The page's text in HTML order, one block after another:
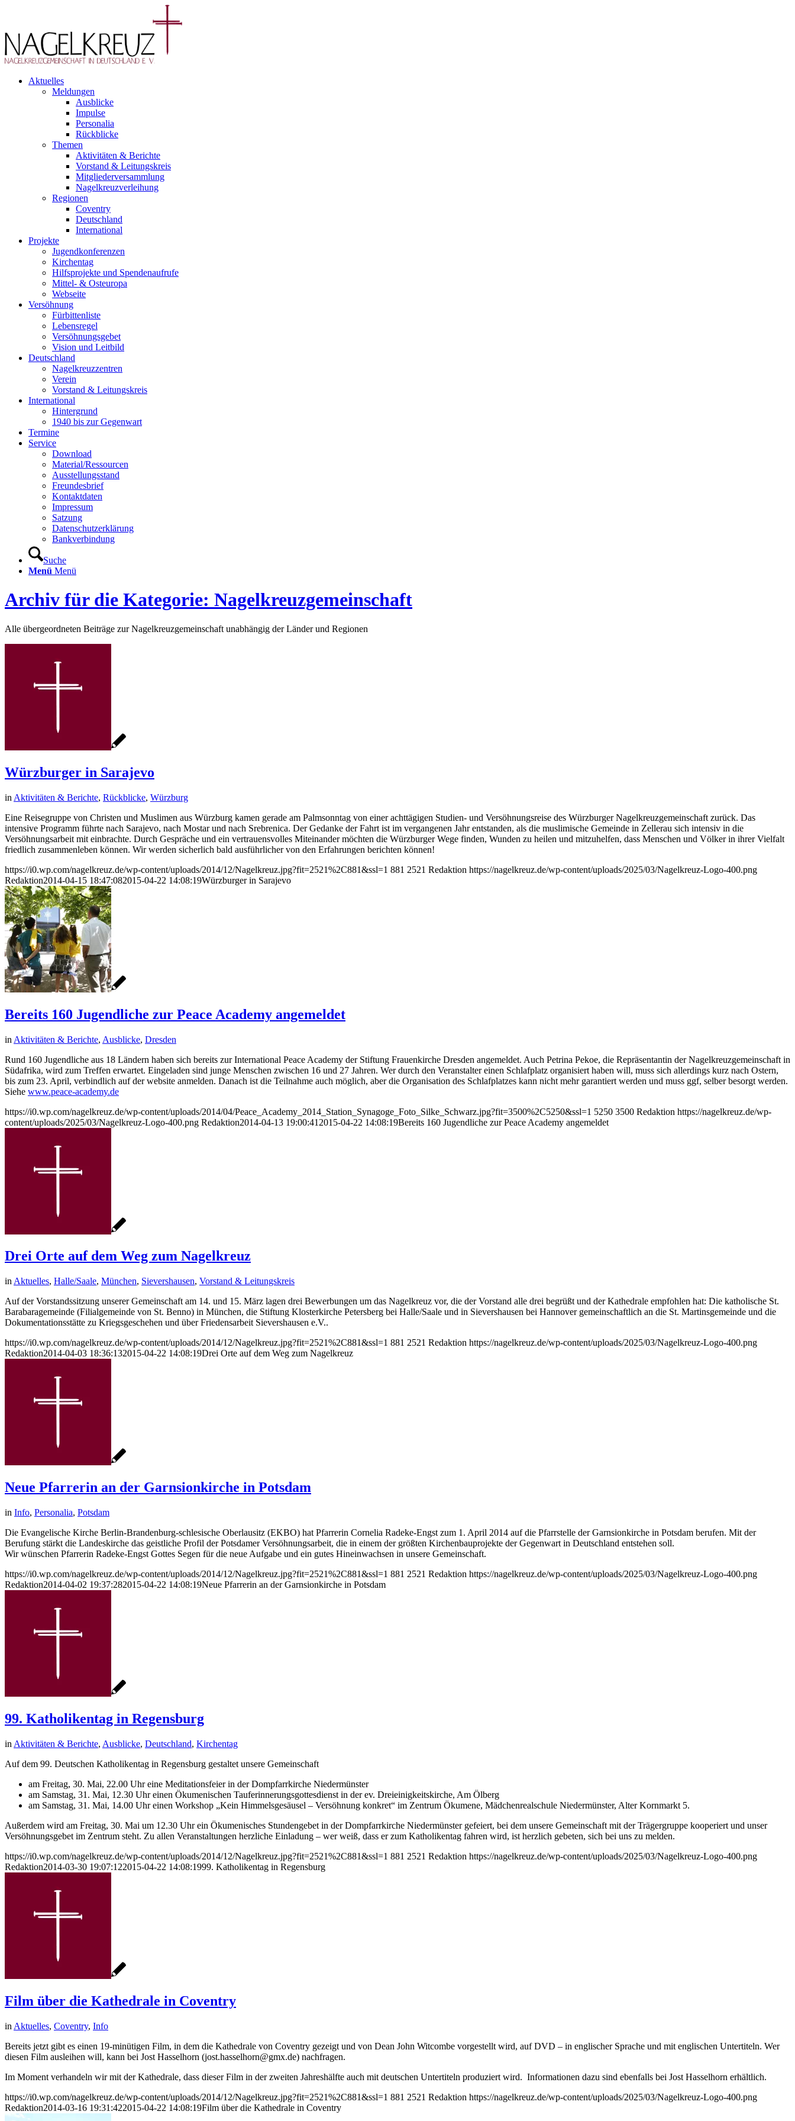
Aktuelles
Meldungen
Ausblicke
Impulse
Personalia
Rückblicke
Themen
Aktivitäten & Berichte
Vorstand & Leitungskreis
Mitgliederversammlung
Nagelkreuzverleihung
Regionen
Coventry
Deutschland
International
Projekte
Jugendkonferenzen
Kirchentag
Hilfsprojekte und Spendenaufrufe
Mittel- & Osteuropa
Webseite
Versöhnung
Fürbittenliste
Lebensregel
Versöhnungsgebet
Vision und Leitbild
Deutschland
Nagelkreuzzentren
Verein
Vorstand & Leitungskreis
International
Hintergrund
1940 bis zur Gegenwart
Termine
Service
Download
Material/Ressourcen
Ausstellungsstand
Freundesbrief
Kontaktdaten
Impressum
Satzung
Datenschutzerklärung
Bankverbindung
Suche
Menü Menü
Archiv für die Kategorie: Nagelkreuzgemeinschaft
Alle übergeordneten Beiträge zur Nagelkreuzgemeinschaft unabhängig der Länder und Regionen
Würzburger in Sarajevo
in Aktivitäten & Berichte, Rückblicke, Würzburg
Eine Reisegruppe von Christen und Muslimen aus Würzburg kamen gerade am Palmsonntag von einer achttägigen Studien- und Versöhnungsreise des Würzburger Nagelkreuzgemeinschaft zurück. Das
intensive Programm führte nach Sarajevo, nach Mostar und nach Srebrenica. Der Gedanke der Fahrt ist im vergangenen Jahr entstanden, als die muslimische Gemeinde in Zellerau sich intensiv in die
Versöhnungsarbeit mit einbrachte. Durch Gespräche und ein vertrauensvolles Miteinander möchten die Würzburger Wege finden, Wunden zu heilen und mitzuhelfen, dass Menschen und Völker in ihrer Vielfalt
friedlich zusammenleben können. Wir werden sicherlich bald ausführlicher von den Erfahrungen berichten können!
https://i0.wp.com/nagelkreuz.de/wp-content/uploads/2014/12/Nagelkreuz.jpg?fit=2521%2C881&ssl=1 881 2521 Redaktion https://nagelkreuz.de/wp-content/uploads/2025/03/Nagelkreuz-Logo-400.png
Redaktion2014-04-15 18:47:082015-04-22 14:08:19Würzburger in Sarajevo
Bereits 160 Jugendliche zur Peace Academy angemeldet
in Aktivitäten & Berichte, Ausblicke, Dresden
Rund 160 Jugendliche aus 18 Ländern haben sich bereits zur International Peace Academy der Stiftung Frauenkirche Dresden angemeldet. Auch Petrina Pekoe, die Repräsentantin der Nagelkreuzgemeinschaft in
Südafrika, wird zum Treffen erwartet. Eingeladen sind junge Menschen zwischen 16 und 27 Jahren. Wer durch den Veranstalter einen Schlafplatz organisiert haben will, muss sich allerdings kurz nach Ostern,
bis zum 23. April, verbindlich auf der website anmelden. Danach ist die Teilnahme auch möglich, aber die Organisation des Schlafplatzes kann nicht mehr garantiert werden und muss ggf, selber besorgt werden.
Siehe www.peace-academy.de
https://i0.wp.com/nagelkreuz.de/wp-content/uploads/2014/04/Peace_Academy_2014_Station_Synagoge_Foto_Silke_Schwarz.jpg?fit=3500%2C5250&ssl=1 5250 3500 Redaktion https://nagelkreuz.de/wp-
content/uploads/2025/03/Nagelkreuz-Logo-400.png Redaktion2014-04-13 19:00:41 2015-04-22 14:08:19Bereits 160 Jugendliche zur Peace Academy angemeldet
Drei Orte auf dem Weg zum Nagelkreuz
in Aktuelles, Halle/Saale, München, Sievershausen, Vorstand & Leitungskreis
Auf der Vorstandssitzung unserer Gemeinschaft am 14. und 15. März lagen drei Bewerbungen um das Nagelkreuz vor, die der Vorstand alle drei begrüßt und der Kathedrale empfohlen hat: Die katholische St.
Barabaragemeinde (Filialgemeinde von St. Benno) in München, die Stiftung Klosterkirche Petersberg bei Halle/Saale und in Sievershausen bei Hannover gemeinschaftlich an die St. Martinsgemeinde und die
Dokumentationsstätte zu Kriegsgeschehen und über Friedensarbeit Sievershausen e.V..
https://i0.wp.com/nagelkreuz.de/wp-content/uploads/2014/12/Nagelkreuz.jpg?fit=2521%2C881&ssl=1 881 2521 Redaktion https://nagelkreuz.de/wp-content/uploads/2025/03/Nagelkreuz-Logo-400.png
Redaktion2014-04-03 18:36:132015-04-22 14:08:19Drei Orte auf dem Weg zum Nagelkreuz
Neue Pfarrerin an der Garnsionkirche in Potsdam
in Info, Personalia, Potsdam
Die Evangelische Kirche Berlin-Brandenburg-schlesische Oberlausitz (EKBO) hat Pfarrerin Cornelia Radeke-Engst zum 1. April 2014 auf die Pfarrstelle der Garnsionkirche in Potsdam berufen. Mit der
Berufung stärkt die Landeskirche das geistliche Profil der Potsdamer Versöhnungsarbeit, die in einem der größten Kirchenbauprojekte der Gegenwart in Deutschland entstehen soll.
Wir wünschen Pfarrerin Radeke-Engst Gottes Segen für die neue Aufgabe und ein gutes Hineinwachsen in unsere Gemeinschaft.
https://i0.wp.com/nagelkreuz.de/wp-content/uploads/2014/12/Nagelkreuz.jpg?fit=2521%2C881&ssl=1 881 2521 Redaktion https://nagelkreuz.de/wp-content/uploads/2025/03/Nagelkreuz-Logo-400.png
Redaktion2014-04-02 19:37:282015-04-22 14:08:19Neue Pfarrerin an der Garnsionkirche in Potsdam
99. Katholikentag in Regensburg
in Aktivitäten & Berichte, Ausblicke, Deutschland, Kirchentag
Auf dem 99. Deutschen Katholikentag in Regensburg gestaltet unsere Gemeinschaft
am Freitag, 30. Mai, 22.00 Uhr eine Meditationsfeier in der Dompfarrkirche Niedermünster
am Samstag, 31. Mai, 12.30 Uhr einen Ökumenischen Tauferinnerungsgottesdienst in der ev. Dreieinigkeitskirche, Am Ölberg
am Samstag, 31. Mai, 14.00 Uhr einen Workshop „Kein Himmelsgesäusel – Versöhnung konkret“ im Zentrum Ökumene, Mädchenrealschule Niedermünster, Alter Kornmarkt 5.
Außerdem wird am Freitag, 30. Mai um 12.30 Uhr ein Ökumenisches Stundengebet in der Dompfarrkirche Niedermünster gefeiert, bei dem unsere Gemeinschaft mit der Trägergruppe kooperiert und unser
Versöhnungsgebet im Zentrum steht. Zu allen Veranstaltungen herzliche Einladung – wer weiß, dass er zum Katholikentag fahren wird, ist herzlich gebeten, sich bei uns zu melden.
https://i0.wp.com/nagelkreuz.de/wp-content/uploads/2014/12/Nagelkreuz.jpg?fit=2521%2C881&ssl=1 881 2521 Redaktion https://nagelkreuz.de/wp-content/uploads/2025/03/Nagelkreuz-Logo-400.png
Redaktion2014-03-30 19:07:122015-04-22 14:08:1999. Katholikentag in Regensburg
Film über die Kathedrale in Coventry
in Aktuelles, Coventry, Info
Bereits jetzt gibt es einen 19-minütigen Film, in dem die Kathedrale von Coventry gezeigt und von Dean John Witcombe vorgestellt wird, auf DVD – in englischer Sprache und mit englischen Untertiteln. Wer
diesen Film ausleihen will, kann bei Jost Hasselhorn (jost.hasselhorn@gmx.de) nachfragen.
Im Moment verhandeln wir mit der Kathedrale, dass dieser Film in der zweiten Jahreshälfte auch mit deutschen Untertiteln produziert wird. Informationen dazu sind ebenfalls bei Jost Hasselhorn erhältlich.
https://i0.wp.com/nagelkreuz.de/wp-content/uploads/2014/12/Nagelkreuz.jpg?fit=2521%2C881&ssl=1 881 2521 Redaktion https://nagelkreuz.de/wp-content/uploads/2025/03/Nagelkreuz-Logo-400.png
Redaktion2014-03-16 19:31:422015-04-22 14:08:19Film über die Kathedrale in Coventry